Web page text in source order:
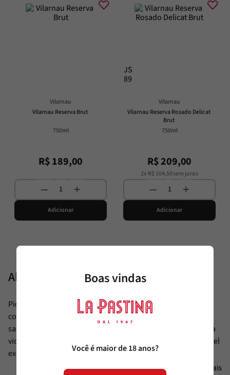
Vilarnau
Vilarnau Reserva Brut
750ml
R$189,00
Adicionar
JS
89
Vilarnau
Vilarnau Reserva Rosado Delicat
Brut
750ml
R$209,00
2x R$ 104,50sem juros
Adicionar
Alimentamos sua paixão.
Pioneira em diversas categorias, a La Pastina vive em
constante busca por produtos diferenciados, saudáveis e
saborosos, oferecendo ao cliente sofisticação e facilitando a
vida daqueles que buscam trazer ao seu dia a dia uma incrível
experiência gourmet à mesa.
Ver Mais
Boas vindas
Você é maior de 18 anos?